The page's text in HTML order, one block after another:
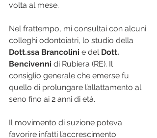
volta al mese.
Nel frattempo, mi consultai con alcuni
colleghi odontoiatri, lo studio della
Dott.ssa Brancolini e del Dott.
Bencivenni di Rubiera (RE). Il
consiglio generale che emerse fu
quello di prolungare l’allattamento al
seno fino ai 2 anni di età.
Il movimento di suzione poteva
favorire infatti l’accrescimento